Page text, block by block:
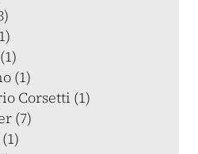
(1)
Corsetti (1)
(7)